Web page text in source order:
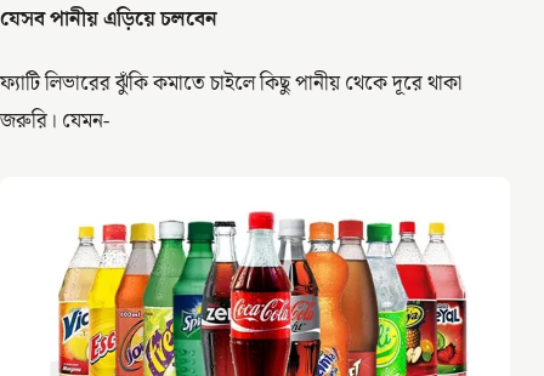
যেসব পানীয় এড়িয়ে চলবেন
ফ্যাটি লিভারের ঝুঁকি কমাতে চাইলে কিছু পানীয় থেকে দূরে থাকা
জরুরি। যেমন-